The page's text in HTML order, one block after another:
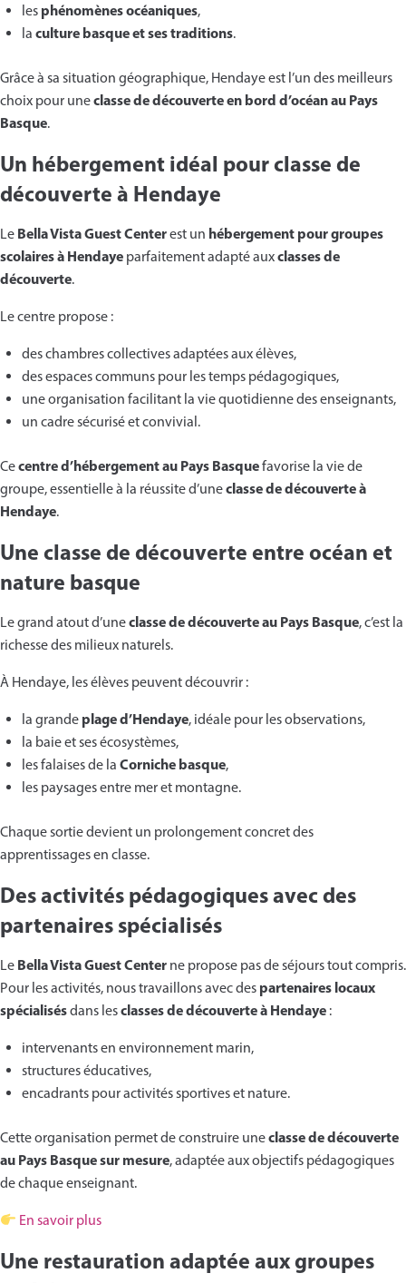
les phénomènes océaniques,
la culture basque et ses traditions.
Grâce à sa situation géographique, Hendaye est l’un des meilleurs
choix pour uneclasse de découverte en bord d’océan au Pays
Basque.
Un hébergement idéal pour classe de
découverte à Hendaye
Le Bella Vista Guest Centerest un hébergement pour groupes
scolaires à Hendaye parfaitement adapté auxclasses de
découverte.
Le centre propose :
des chambres collectives adaptées aux élèves,
des espaces communs pour les temps pédagogiques,
une organisation facilitant la vie quotidienne des enseignants,
un cadre sécurisé et convivial.
Cecentre d’hébergement au Pays Basquefavorise la vie de
groupe, essentielle à la réussite d’uneclasse de découverte à
Hendaye.
Une classe de découverte entre océan et
nature basque
Le grand atout d’uneclasse de découverte au Pays Basque, c’est la
richesse des milieux naturels.
À Hendaye, les élèves peuvent découvrir :
la grande plage d’Hendaye, idéale pour les observations,
la baie et ses écosystèmes,
les falaises de la Corniche basque,
les paysages entre mer et montagne.
Chaque sortie devient un prolongement concret des
apprentissages en classe.
Des activités pédagogiques avec des
partenaires spécialisés
Le Bella Vista Guest Center ne propose pas de séjours tout compris.
Pour les activités, nous travaillons avec des partenaires locaux
spécialisésdans lesclasses de découverte à Hendaye :
intervenants en environnement marin,
structures éducatives,
encadrants pour activités sportives et nature.
Cette organisation permet de construire uneclasse de découverte
au Pays Basque sur mesure, adaptée aux objectifs pédagogiques
de chaque enseignant.
En savoir plus
Une restauration adaptée aux groupes